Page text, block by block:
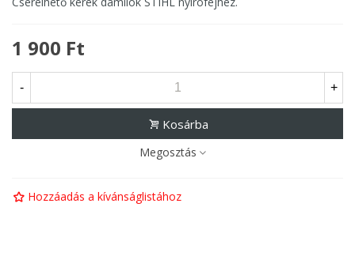
1 900 Ft
- +
Kosárba
Megosztás
Hozzáadás a kívánságlistához